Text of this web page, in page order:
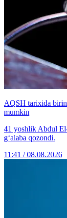
AQSH tarixida
mumkin
41 yoshlik Abdul
g‘alaba qozondi.
11:41 / 08.08.2026